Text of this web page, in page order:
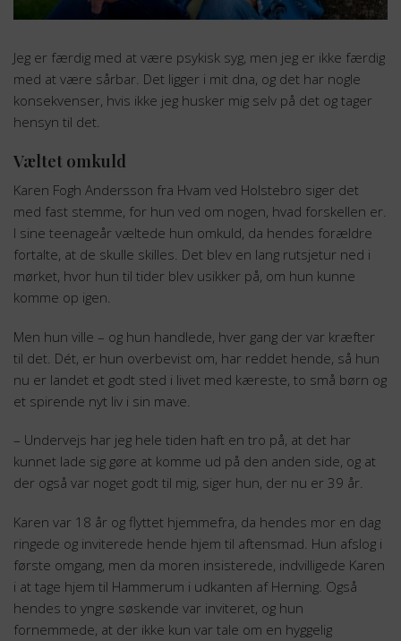
Jeg er færdig med at være psykisk syg, men jeg er ikke færdig
med at være sårbar. Det ligger i mit dna, og det har nogle
konsekvenser, hvis ikke jeg husker mig selv på det og tager
hensyn til det.
Væltet omkuld
Karen Fogh Andersson fra Hvam ved Holstebro siger det
med fast stemme, for hun ved om nogen, hvad forskellen er.
I sine teenageår væltede hun omkuld, da hendes forældre
fortalte, at de skulle skilles. Det blev en lang rutsjetur ned i
mørket, hvor hun til tider blev usikker på, om hun kunne
komme op igen.
Men hun ville – og hun handlede, hver gang der var kræfter
til det. Dét, er hun overbevist om, har reddet hende, så hun
nu er landet et godt sted i livet med kæreste, to små børn og
et spirende nyt liv i sin mave.
– Undervejs har jeg hele tiden haft en tro på, at det har
kunnet lade sig gøre at komme ud på den anden side, og at
der også var noget godt til mig, siger hun, der nu er 39 år.
Karen var 18 år og flyttet hjemmefra, da hendes mor en dag
ringede og inviterede hende hjem til aftensmad. Hun afslog i
første omgang, men da moren insisterede, indvilligede Karen
i at tage hjem til Hammerum i udkanten af Herning. Også
hendes to yngre søskende var inviteret, og hun
fornemmede, at der ikke kun var tale om en hyggelig